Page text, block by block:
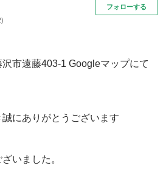
)
フォローする
市遠藤403-1 Googleマップにて
にありがとうございます
いました。